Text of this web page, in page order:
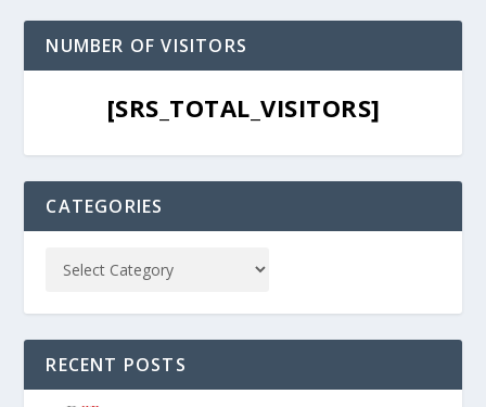
NUMBER OF VISITORS
[SRS_TOTAL_VISITORS]
CATEGORIES
RECENT POSTS